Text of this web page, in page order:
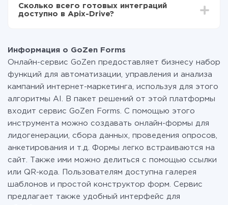
функционал. Вы оплачиваете только количество
данных, которые по факту передаются из одной
перейти на платный, при необходимости. Подробнее
отарифах.
Сколько всего готовых интеграций
доступно в Apix-Drive?
Информация о GoZen Forms
Онлайн-сервис GoZen предоставляет бизнесу набор
функций для автоматизации, управления и анализа
кампаний интернет-маркетинга, используя для этого
алгоритмы AI. В пакет решений от этой платформы
входит сервис GoZen Forms. С помощью этого
инструмента можно создавать онлайн-формы для
лидогенерации, сбора данных, проведения опросов,
анкетирования и т.д. Формы легко встраиваются на
сайт. Также ими можно делиться с помощью ссылки
или QR-кода. Пользователям доступна галерея
шаблонов и простой конструктор форм. Сервис
предлагает также удобный интерфейс для